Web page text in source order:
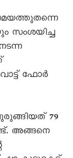
സംശയിച്ച
ഫോർ
79
അങ്ങനെ